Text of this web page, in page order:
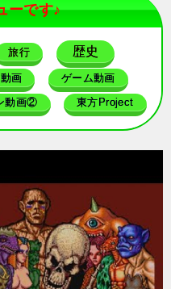
ーです♪
旅行 歴史
画 ゲーム動画
動画② 東方Project